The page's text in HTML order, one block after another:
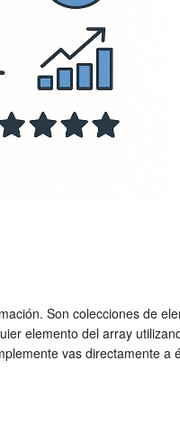
Son colecciones de
elemento del array
vas directamente